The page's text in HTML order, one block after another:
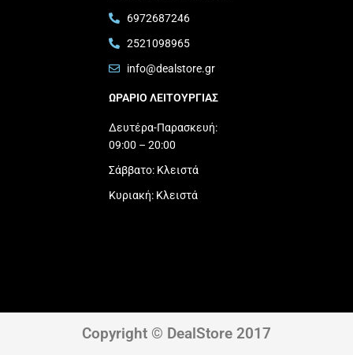
6972687246
2521098965
info@dealstore.gr
ΩΡΑΡΙΟ ΛΕΙΤΟΥΡΓΙΑΣ​
Δευτέρα-Παρασκευή:
09:00 – 20:00
Σάββατο: Κλειστά
Κυριακή: Κλειστά
Copyright © DealStore 2017